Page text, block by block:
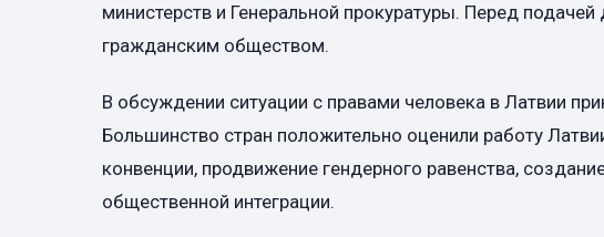
министерств и Генеральной прокуратуры. Перед
гражданским обществом.
В обсуждении ситуации с правами человека в Латвии
Большинство стран положительно оценили работу
конвенции, продвижение гендерного равенства,
общественной интеграции.